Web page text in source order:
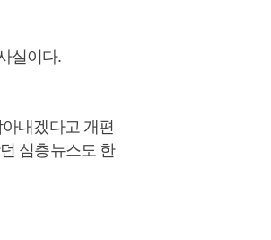
실이다.
내겠다고 개편
심층뉴스도 한